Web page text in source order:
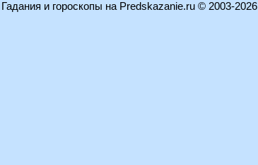
Гадания и гороскопы на Predskazanie.ru© 2003-2026